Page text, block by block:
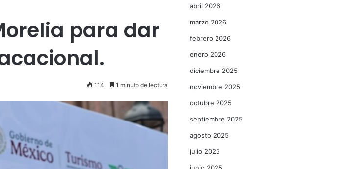
para dar
114 1 minuto de lectura
abril 2026
marzo 2026
febrero 2026
enero 2026
diciembre 2025
noviembre 2025
octubre 2025
septiembre 2025
agosto 2025
julio 2025